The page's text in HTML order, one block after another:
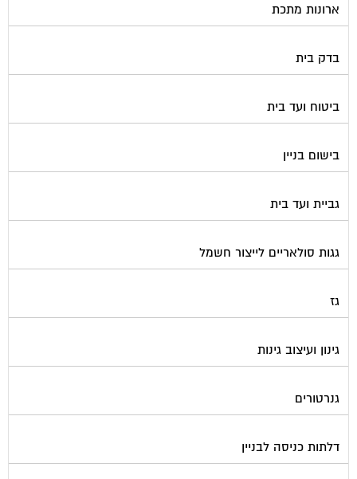
ארונות מתכת
בדק בית
ביטוח ועד בית
בישום בניין
גביית ועד בית
גגות סולאריים לייצור חשמל
גז
גינון ועיצוב גינות
גנרטורים
דלתות כניסה לבניין